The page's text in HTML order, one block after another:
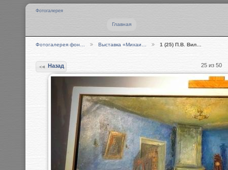
Фотогалерея
Главная
Фотогалерея фон… Выставка «Михаи… 1 (25) П.В. Вил…
Назад 25 из 50